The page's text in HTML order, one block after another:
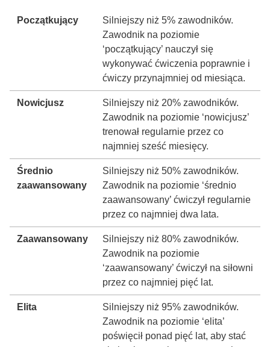
Początkujący
Silniejszy niż 5% zawodników.
Zawodnik na poziomie
‘początkujący’ nauczył się
wykonywać ćwiczenia poprawnie i
ćwiczy przynajmniej od miesiąca.
Nowicjusz
Silniejszy niż 20% zawodników.
Zawodnik na poziomie ‘nowicjusz’
trenował regularnie przez co
najmniej sześć miesięcy.
Średnio
zaawansowany
Silniejszy niż 50% zawodników.
Zawodnik na poziomie ‘średnio
zaawansowany’ ćwiczył regularnie
przez co najmniej dwa lata.
Zaawansowany
Silniejszy niż 80% zawodników.
Zawodnik na poziomie
‘zaawansowany’ ćwiczył na siłowni
przez co najmniej pięć lat.
Elita
Silniejszy niż 95% zawodników.
Zawodnik na poziomie ‘elita’
poświęcił ponad pięć lat, aby stać